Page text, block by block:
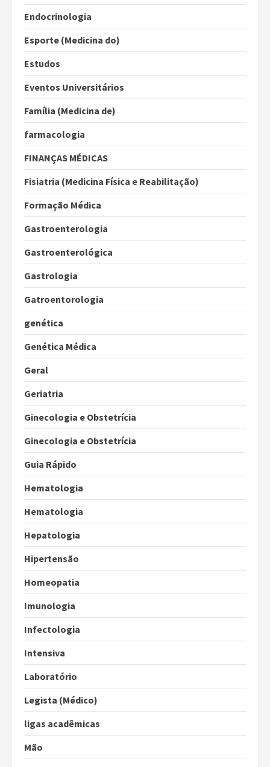
Endocrinologia
Esporte (Medicina do)
Estudos
Eventos Universitários
Família (Medicina de)
farmacologia
FINANÇAS MÉDICAS
Fisiatria (Medicina Física e Reabilitação)
Formação Médica
Gastroenterologia
Gastroenterológica
Gastrologia
Gatroentorologia
genética
Genética Médica
Geral
Geriatria
Ginecologia e Obstetrícia
Ginecologia e Obstetrícia
Guia Rápido
Hematologia
Hematologia
Hepatologia
Hipertensão
Homeopatia
Imunologia
Infectologia
Intensiva
Laboratório
Legista (Médico)
ligas acadêmicas
Mão